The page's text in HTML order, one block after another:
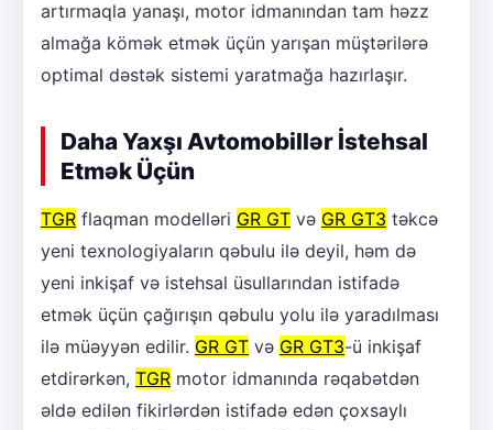
artırmaqla yanaşı, motor idmanından tam həzz
almağa kömək etmək üçün yarışan müştərilərə
optimal dəstək sistemi yaratmağa hazırlaşır.
Daha Yaxşı Avtomobillər İstehsal
Etmək Üçün
TGR flaqman modelləri GR GT və GR GT3 təkcə
yeni texnologiyaların qəbulu ilə deyil, həm də
yeni inkişaf və istehsal üsullarından istifadə
etmək üçün çağırışın qəbulu yolu ilə yaradılması
ilə müəyyən edilir. GR GT və GR GT3-ü inkişaf
etdirərkən, TGR motor idmanında rəqabətdən
əldə edilən fikirlərdən istifadə edən çoxsaylı